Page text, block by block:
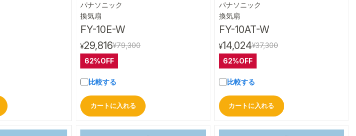
パナソニック
換気扇
FY-10E-W
¥29,816¥79,300
62%OFF
比較する
カートに入れる
パナソニック
換気扇
FY-10AT-W
¥14,024¥37,300
62%OFF
比較する
カートに入れる